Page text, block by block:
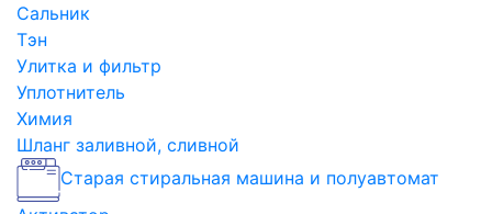
Сальник
Тэн
Улитка и фильтр
Уплотнитель
Химия
Шланг заливной, сливной
Старая стиральная машина и полуавтомат